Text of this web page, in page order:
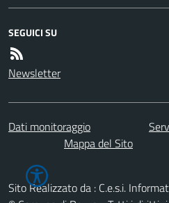
SEGUICI SU
Newsletter
Dati monitoraggio
Mappa del Sito
Sito Realizzato da : C.e.s.i.